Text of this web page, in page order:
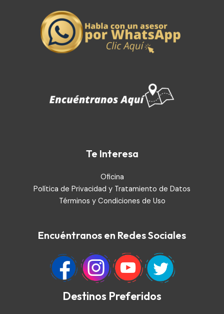
Te Interesa
Oficina
Política de Privacidad y Tratamiento de Datos
Términos y Condiciones de Uso
Encuéntranos en Redes Sociales
Destinos Preferidos